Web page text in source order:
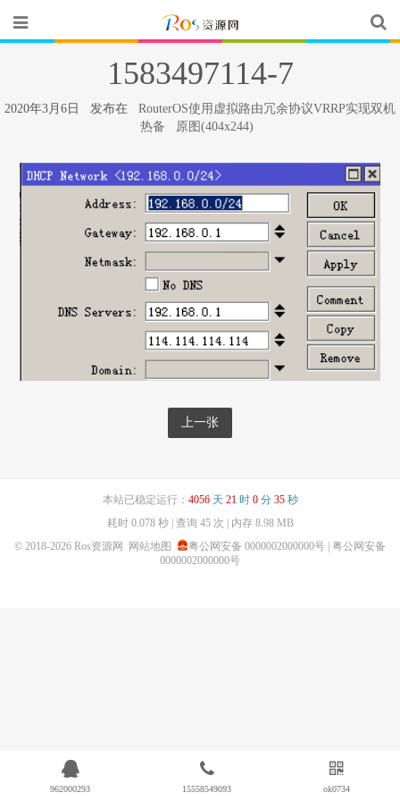
1583497114-7
2020年3月6日 发布在 RouterOS使用虚拟路由冗余协议VRRP实现双机
热备
原图(404x244)
上一张
本站已稳定运行： 4056天 21时 0分 35秒
耗时 0.078 秒 | 查询 45 次 | 内存 8.98 MB
© 2018-2026 Ros资源网 网站地图 粤公网安备 0000002000000号 | 粤公网安备
0000002000000号
962000293 15558549093 ok0734